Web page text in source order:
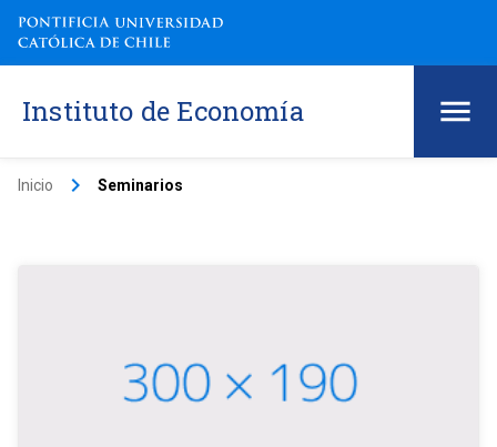
Instituto de Economía
Inicio keyboard_arrow_right Seminarios